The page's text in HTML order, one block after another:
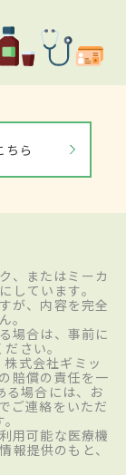
ちら
、またはミーカ
しています。
が、内容を完全
。
場合は、事前に
さい。
式会社ギミッ
賠償の責任を一
る場合には、お
ご連絡をいただ
用可能な医療機
報提供のもと、